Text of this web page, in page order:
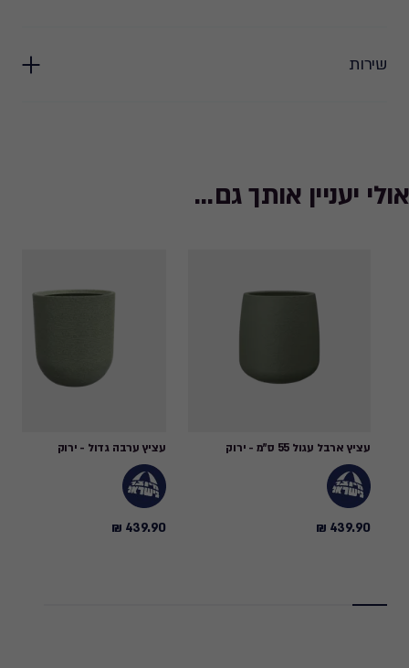
שירות
אולי יעניין אותך גם...
עציץ ארבל עגול 55 ס"מ - ירוק
439.90
439.90 ₪
עציץ ערבה גדול - ירוק
439.90
439.90 ₪